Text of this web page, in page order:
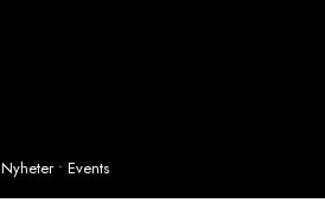
• Events